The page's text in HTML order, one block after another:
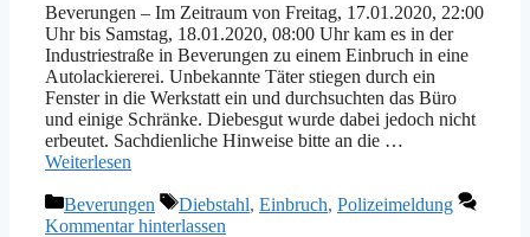
Beverungen – Im Zeitraum von Freitag, 17.01.2020, 22:00
Uhr bis Samstag, 18.01.2020, 08:00 Uhr kam es in der
Industriestraße in Beverungen zu einem Einbruch in eine
Autolackiererei. Unbekannte Täter stiegen durch ein
Fenster in die Werkstatt ein und durchsuchten das Büro
und einige Schränke. Diebesgut wurde dabei jedoch nicht
erbeutet. Sachdienliche Hinweise bitte an die …
Weiterlesen
Kategorien
Beverungen Schlagwörter
Diebstahl, Einbruch, Polizeimeldung
Kommentar hinterlassen